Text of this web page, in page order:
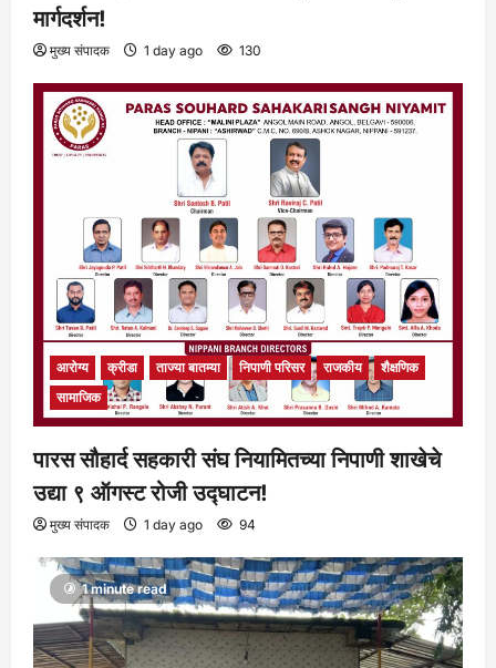
मार्गदर्शन!
मुख्य संपादक 1 day ago 130
आरोग्य क्रीडा ताज्या बातम्या निपाणी परिसर राजकीय
शैक्षणिक
सामाजिक
पारस सौहार्द सहकारी संघ नियामितच्या निपाणी शाखेचे
उद्या ९ ऑगस्ट रोजी उद्घाटन!
मुख्य संपादक 1 day ago 94
1 minute read